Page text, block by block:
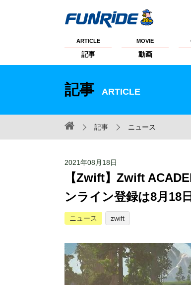
ARTICLE
記事
MOVIE
動画
記事 ARTICLE
記事 ニュース
2021年08月18日
【Zwift】Zwift
ンライン登録は8月18
ニュース zwift